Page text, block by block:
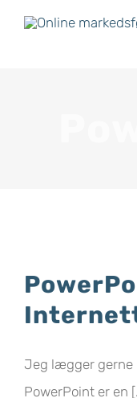
Skip
Jeg lægger gerne
PowerPoint er en